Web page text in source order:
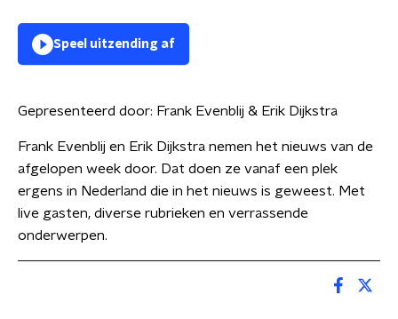
Speel uitzending af
Gepresenteerd door: Frank Evenblij & Erik Dijkstra
Frank Evenblij en Erik Dijkstra nemen het nieuws van de
afgelopen week door. Dat doen ze vanaf een plek
ergens in Nederland die in het nieuws is geweest. Met
live gasten, diverse rubrieken en verrassende
onderwerpen.